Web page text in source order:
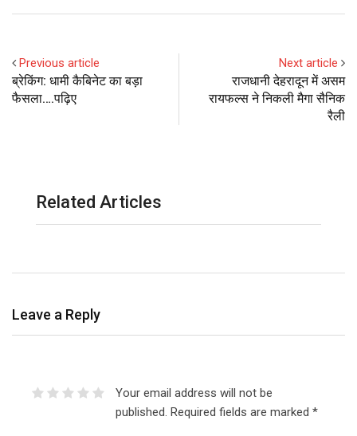
Previous article
ब्रेकिंग: धामी कैबिनेट का बड़ा
फैसला….पढ़िए
Next article
राजधानी देहरादून में असम
रायफल्स ने निकली मैगा सैनिक
रैली
Related Articles
Leave a Reply
Your email address will not be
published. Required fields are marked *